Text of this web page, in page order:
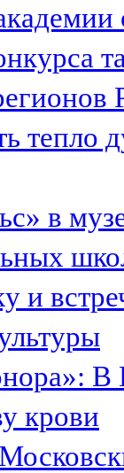
тепло
в
и
В
крови